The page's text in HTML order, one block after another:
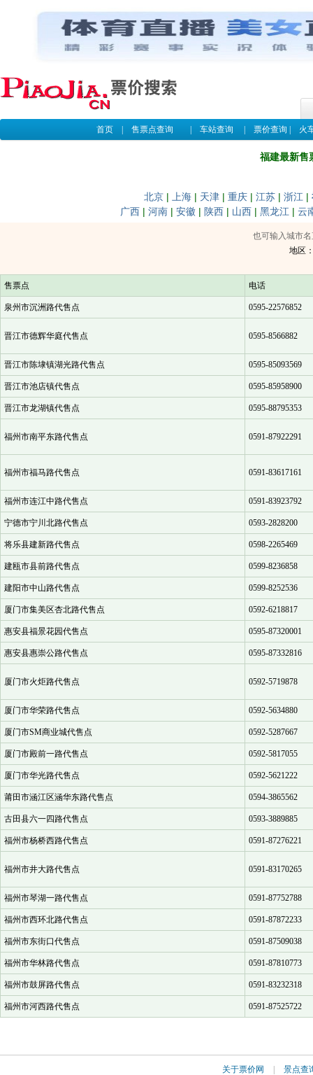
首页| 售票点查询 车站查询 票价查询 火
福建最新售
北京 | 上海 | 天津 | 重庆 | 江苏 | 浙江 |
广西 | 河南 | 安徽 | 陕西 | 山西 | 黑龙江 | 云
也可输入城市
地区
售票点 电话
泉州市沉洲路代售点 0595-22576852
晋江市德辉华庭代售点 0595-8566882
晋江市陈埭镇湖光路代售点 0595-85093569
晋江市池店镇代售点 0595-85958900
晋江市龙湖镇代售点 0595-88795353
福州市南平东路代售点 0591-87922291
福州市福马路代售点 0591-83617161
福州市连江中路代售点 0591-83923792
宁德市宁川北路代售点 0593-2828200
将乐县建新路代售点 0598-2265469
建瓯市县前路代售点 0599-8236858
建阳市中山路代售点 0599-8252536
厦门市集美区杏北路代售点 0592-6218817
惠安县福景花园代售点 0595-87320001
惠安县惠崇公路代售点 0595-87332816
厦门市火炬路代售点 0592-5719878
厦门市华荣路代售点 0592-5634880
厦门市SM商业城代售点 0592-5287667
厦门市殿前一路代售点 0592-5817055
厦门市华光路代售点 0592-5621222
莆田市涵江区涵华东路代售点 0594-3865562
古田县六一四路代售点 0593-3889885
福州市杨桥西路代售点 0591-87276221
福州市井大路代售点 0591-83170265
福州市琴湖一路代售点 0591-87752788
福州市西环北路代售点 0591-87872233
福州市东街口代售点 0591-87509038
福州市华林路代售点 0591-87810773
福州市鼓屏路代售点 0591-83232318
福州市河西路代售点 0591-87525722
关于票价网 | 景点查